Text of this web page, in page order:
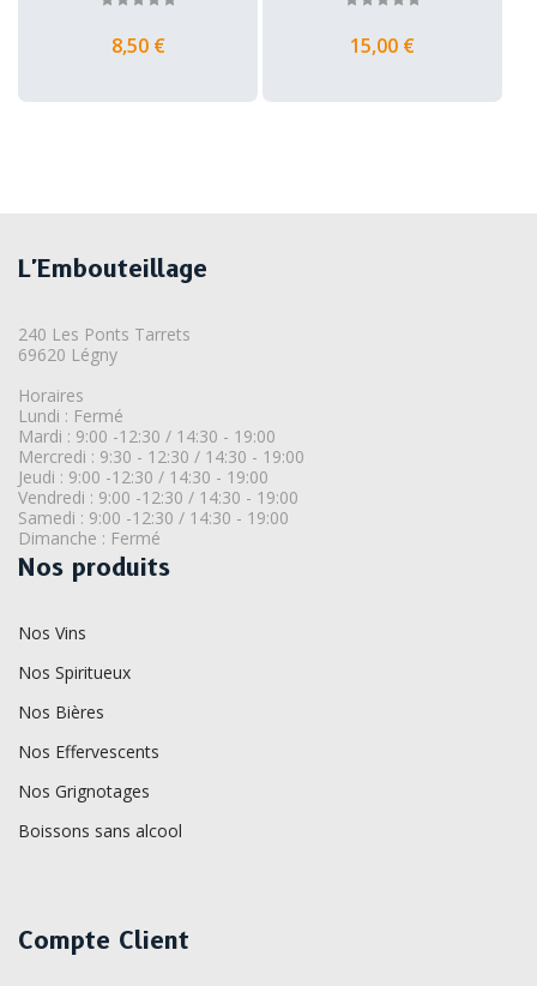
8,50 € 15,00 €
L'Embouteillage
240 Les Ponts Tarrets
69620 Légny
Horaires
Lundi : Fermé
Mardi : 9:00 -12:30 / 14:30 - 19:00
Mercredi : 9:30 - 12:30 / 14:30 - 19:00
Jeudi : 9:00 -12:30 / 14:30 - 19:00
Vendredi : 9:00 -12:30 / 14:30 - 19:00
Samedi : 9:00 -12:30 / 14:30 - 19:00
Dimanche : Fermé
Nos produits
Nos Vins
Nos Spiritueux
Nos Bières
Nos Effervescents
Nos Grignotages
Boissons sans alcool
Compte Client